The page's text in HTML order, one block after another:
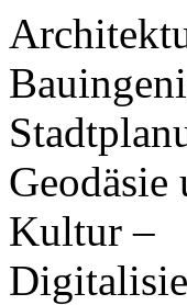
Kultur –